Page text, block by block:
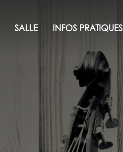
SALLE INFOS PRATIQUES